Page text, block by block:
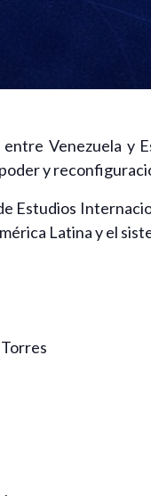
Venezuela y
y
Estudios
Latina y el